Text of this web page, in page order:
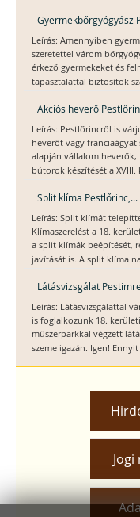
Gyermekbőrgyógyász
Leírás: Amennyiben
szeretettel várom
érkező gyermekeket és
tapasztalattal biztosítok
Akciós heverő
Leírás: Pestlőrincről is
heverőt vagy
alapján vállalom heverők,
bútorok készítését a
Split klíma Pestlőrinc,...
Leírás: Split klímát
Klímaszerelést a 18.
a split klímák beépítését,
javítását is. A split klíma
Látásvizsgálat
Leírás: Látásvizsgálattal
is foglalkozunk 18.
műszerparkkal végzett
szeme igazán. Igen!